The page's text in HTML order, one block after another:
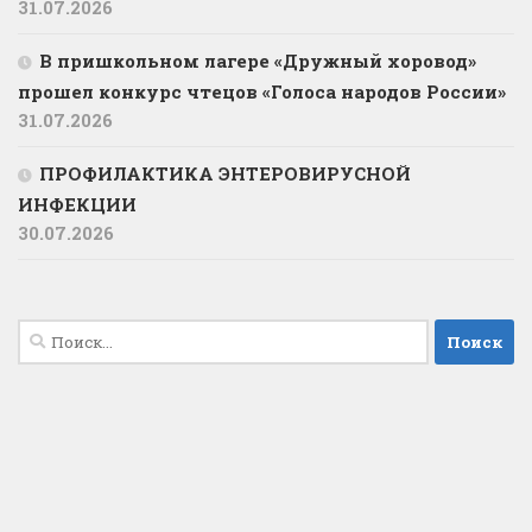
31.07.2026
В пришкольном лагере «Дружный хоровод»
прошел конкурс чтецов «Голоса народов России»
31.07.2026
ПРОФИЛАКТИКА ЭНТЕРОВИРУСНОЙ
ИНФЕКЦИИ
30.07.2026
Найти: